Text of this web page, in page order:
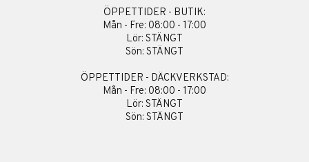
ÖPPETTIDER - BUTIK:
Mån - Fre: 08:00 - 17:00
Lör: STÄNGT
Sön: STÄNGT
ÖPPETTIDER - DÄCKVERKSTAD:
Mån - Fre: 08:00 - 17:00
Lör: STÄNGT
Sön: STÄNGT